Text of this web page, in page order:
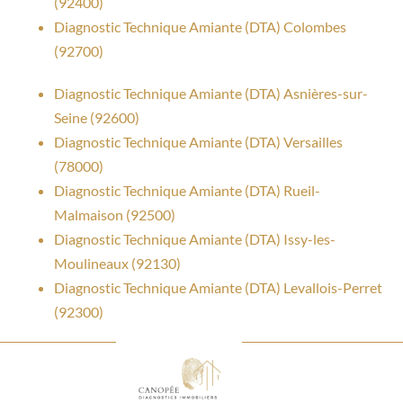
Diagnostic Technique Amiante (DTA) Colombes
(92700)
Diagnostic Technique Amiante (DTA) Asnières-sur-
Seine (92600)
Diagnostic Technique Amiante (DTA) Versailles
(78000)
Diagnostic Technique Amiante (DTA) Rueil-
Malmaison (92500)
Diagnostic Technique Amiante (DTA) Issy-les-
Moulineaux (92130)
Diagnostic Technique Amiante (DTA) Levallois-Perret
(92300)